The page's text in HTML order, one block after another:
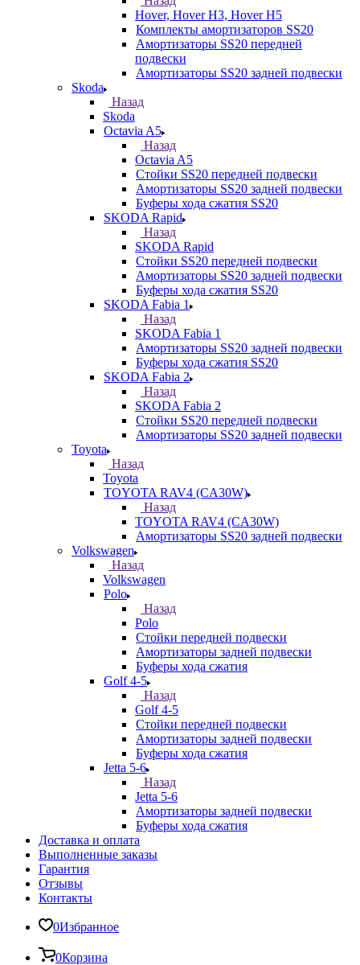
Hover, Hover H3, Hover H5
Комплекты амортизаторов SS20
Амортизаторы SS20 передней
подвески
Амортизаторы SS20 задней подвески
Skoda
Назад
Skoda
Octavia A5
Назад
Octavia A5
Стойки SS20 передней подвески
Амортизаторы SS20 задней подвески
Буферы хода сжатия SS20
SKODA Rapid
Назад
SKODA Rapid
Стойки SS20 передней подвески
Амортизаторы SS20 задней подвески
Буферы хода сжатия SS20
SKODA Fabia 1
Назад
SKODA Fabia 1
Амортизаторы SS20 задней подвески
Буферы хода сжатия SS20
SKODA Fabia 2
Назад
SKODA Fabia 2
Стойки SS20 передней подвески
Амортизаторы SS20 задней подвески
Toyota
Назад
Toyota
TOYOTA RAV4 (CA30W)
Назад
TOYOTA RAV4 (CA30W)
Амортизаторы SS20 задней подвески
Volkswagen
Назад
Volkswagen
Polo
Назад
Polo
Стойки передней подвески
Амортизаторы задней подвески
Буферы хода сжатия
Golf 4-5
Назад
Golf 4-5
Стойки передней подвески
Амортизаторы задней подвески
Буферы хода сжатия
Jetta 5-6
Назад
Jetta 5-6
Амортизаторы задней подвески
Буферы хода сжатия
Доставка и оплата
Выполненные заказы
Гарантия
Отзывы
Контакты
0Избранное
0Корзина